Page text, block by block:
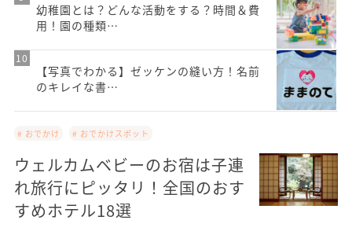
幼稚園とは？どんな活動をする？時間＆費
用！園の種類…
【写真でわかる】ゼッケンの縫い方！名前
のキレイな書…
# おでかけ # おでかけスポット
ウェルカムベビーのお宿は子連
れ旅行にピッタリ！全国のおす
すめホテル18選